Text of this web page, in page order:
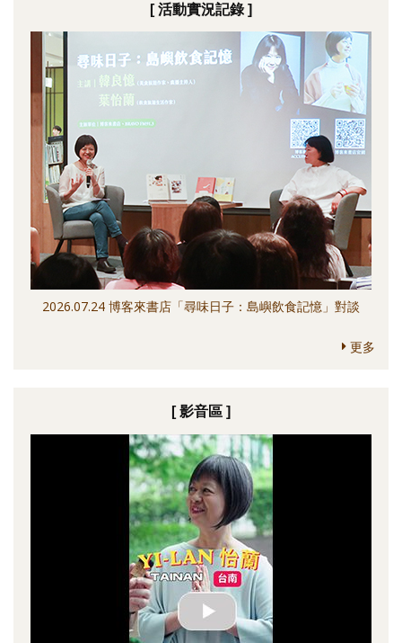
[ 活動實況記錄 ]
2026.07.24 博客來書店「尋味日子：島嶼飲食記憶」對談
更多
[ 影音區 ]